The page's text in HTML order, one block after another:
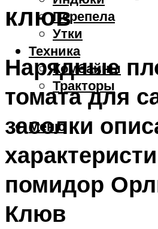
Перепела
Утки
Техника
Комбайны
Тракторы
Меню
клюв
Нарядные
томата для
засолки
помидор
Клюв